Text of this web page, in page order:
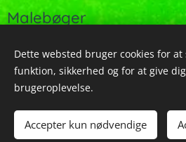
Tilføj til
Malebøger
Cookies
Dette websted bruger cookies for
funktion, sikkerhed og for at give
brugeroplevelse.
Accepter kun nødvendige